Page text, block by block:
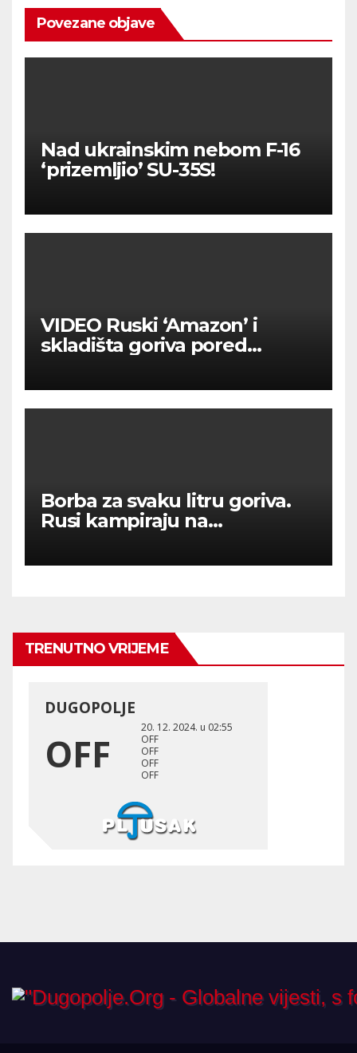
Povezane objave
Nad ukrainskim nebom F-16
‘prizemljio’ SU-35S!
VIDEO Ruski ‘Amazon’ i
skladišta goriva pored
Borba za svaku litru goriva.
Rusi kampiraju na
TRENUTNO VRIJEME